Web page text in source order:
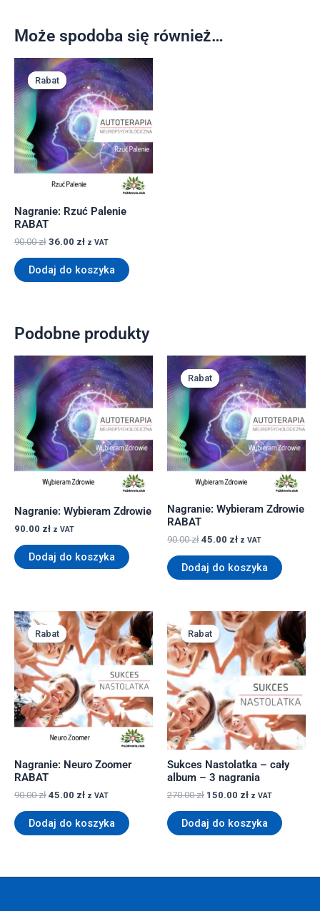
Może spodoba się również…
Rabat
Rabat
Nagranie: Rzuć Palenie
RABAT
90.00zł
Pierwotna
cena
wynosiła:
90.00 zł.
36.00 zł
Aktualna
cena
wynosi:
36.00 zł.
z VAT
Dodaj do koszyka
Podobne produkty
Nagranie: Wybieram Zdrowie
90.00 zł z VAT
Dodaj do koszyka
Rabat
Rabat
Nagranie: Wybieram Zdrowie
RABAT
90.00zł
Pierwotna
cena
wynosiła:
90.00 zł.
45.00 zł
Aktualna
cena
wynosi:
45.00 zł.
z VAT
Dodaj do koszyka
Rabat
Rabat
Nagranie: Neuro Zoomer
RABAT
90.00zł
Pierwotna
cena
wynosiła:
90.00 zł.
45.00 zł
Aktualna
cena
wynosi:
45.00 zł.
z VAT
Dodaj do koszyka
Rabat
Rabat
Sukces Nastolatka – cały
album – 3 nagrania
270.00zł
Pierwotna
cena
wynosiła:
270.00 zł.
150.00 zł
Aktualna
cena
wynosi:
150.00 zł.
z VAT
Dodaj do koszyka